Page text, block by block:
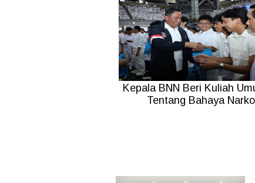
Kepala BNN Beri Kuliah
Tentang Bahaya